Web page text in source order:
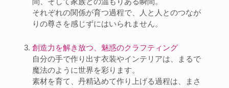
それぞれの関係が育つ過程で、人と人とのつなが
りの尊さを感じずにはいられません。
創造力を解き放つ、魅惑のクラフティング
自分の手で作り出す衣装やインテリアは、まるで
魔法のように世界を彩ります。
素材を育て、丹精込めて作り上げる過程は、まさ